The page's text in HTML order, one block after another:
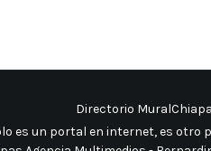
Directorio
es un portal en internet, es otro